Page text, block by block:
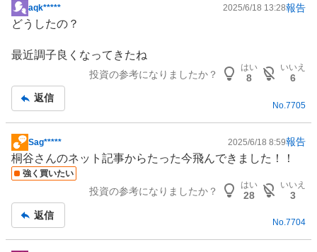
掲
示
記
aqk***** 2025/6/18 13:28報告
どうしたの？
最近調子良くなってきたね
投資の参考になりましたか？
はい
8
いいえ
6
返信
No.7705
掲
示
板
Sag***** 2025/6/18 8:59報告
桐谷さんのネット記事からたった今飛んできました！！
強く買いたい
投資の参考になりましたか？
はい
28
いいえ
3
返信
No.7704